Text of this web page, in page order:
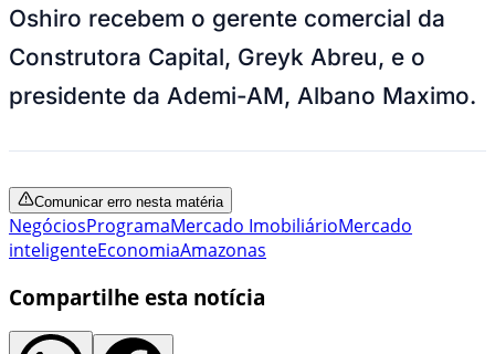
Oshiro recebem o gerente comercial da
Construtora Capital, Greyk Abreu, e o
presidente da Ademi-AM, Albano Maximo.
Comunicar erro nesta matéria
NegóciosProgramaMercado ImobiliárioMercado
inteligenteEconomiaAmazonas
Compartilhe esta notícia